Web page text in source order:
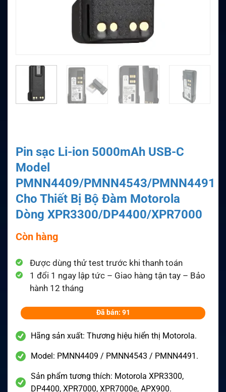
Pin sạc Li-ion 5000mAh USB-C
Model
PMNN4409/PMNN4543/PMNN4491
Cho Thiết Bị Bộ Đàm Motorola
Dòng XPR3300/DP4400/XPR7000
Còn hàng
Được dùng thử test trước khi thanh toán
1 đổi 1 ngay lập tức – Giao hàng tận tay – Bảo
hành 12 tháng
Đã bán: 91
Hãng sản xuất: Thương hiệu hiển thị Motorola.
Model: PMNN4409 / PMNN4543 / PMNN4491.
Sản phẩm tương thích: Motorola XPR3300,
DP4400, XPR7000, XPR7000e, APX900.